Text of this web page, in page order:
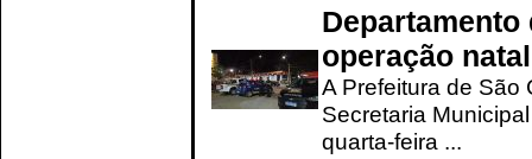
operação
A Prefeitura de São
Secretaria
quarta-feira ...